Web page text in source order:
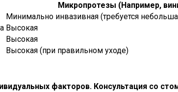
Микропротезы (Например,
Минимально инвазивная (требуется
Высокая
Высокая
Высокая (при правильном уходе)
факторов. Консультация со